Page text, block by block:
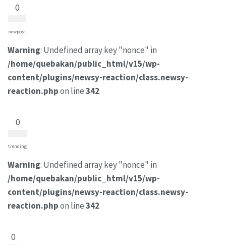
0
newpost
Warning: Undefined array key "nonce" in
/home/quebakan/public_html/v15/wp-
content/plugins/newsy-reaction/class.newsy-
reaction.phpon line342
0
trending
Warning: Undefined array key "nonce" in
/home/quebakan/public_html/v15/wp-
content/plugins/newsy-reaction/class.newsy-
reaction.phpon line342
0